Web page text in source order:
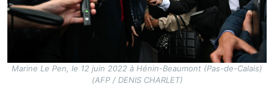
Marine Le Pen, le 12 juin 2022 à Hénin-Beaumont (Pas-de-Calais)
(AFP / DENIS CHARLET)